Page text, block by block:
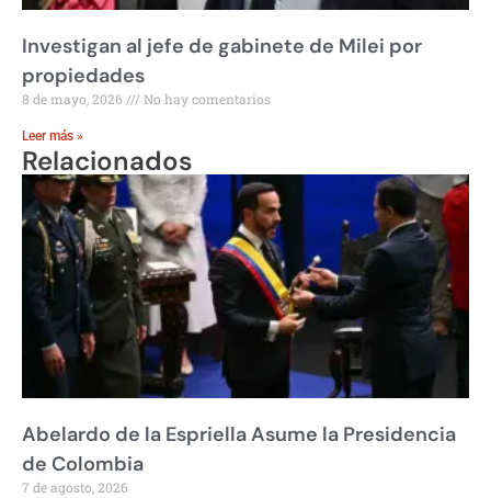
Investigan al jefe de gabinete de Milei por
propiedades
8 de mayo, 2026 No hay comentarios
Leer más »
Relacionados
Abelardo de la Espriella Asume la Presidencia
de Colombia
7 de agosto, 2026